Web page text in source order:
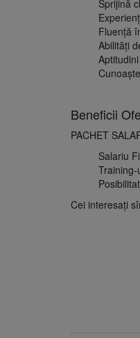
Sprijină
Fluenţă
Abilităţi
Beneficii
PACHET
Salariu
Cei interesaţi